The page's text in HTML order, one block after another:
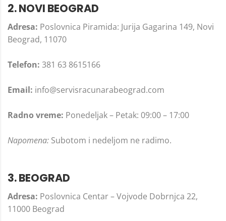
2. NOVI BEOGRAD
Adresa: Poslovnica Piramida: Jurija Gagarina 149, Novi
Beograd, 11070
Telefon: 381 63 8615166
Email: info@servisracunarabeograd.com
Radno vreme: Ponedeljak – Petak: 09:00 – 17:00
Napomena: Subotom i nedeljom ne radimo.
3. BEOGRAD
Adresa: Poslovnica Centar – Vojvode Dobrnjca 22,
11000 Beograd